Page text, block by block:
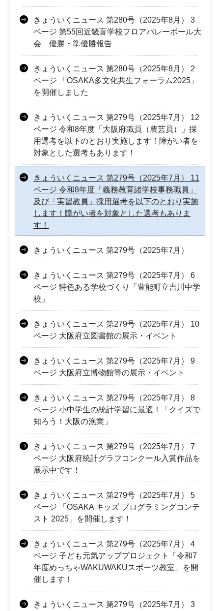
きょういくニュース 第280号（2025年8月） 3
ページ 第55回近畿盲学校フロアバレーボール大
会 優勝・準優勝報告
きょういくニュース 第280号（2025年8月） 2
ページ 「OSAKA多文化共生フォーラム2025」
を開催しました
きょういくニュース 第279号（2025年7月） 12
ページ 令和8年度「大阪府職員（農芸員）」採
用選考を以下のとおり実施します！障がい者を
対象とした選考もあります！
きょういくニュース 第279号（2025年7月） 11
ページ 令和8年度「義務教育諸学校事務職員」
及び「実習教員」採用選考を以下のとおり実施
します！障がい者を対象とした選考もありま
す！
きょういくニュース 第279号（2025年7月）
きょういくニュース 第279号（2025年7月） 6
ページ 特色ある学校づくり「豊能町立吉川中学
校」
きょういくニュース 第279号（2025年7月） 10
ページ 大阪府立図書館の展示・イベント
きょういくニュース 第279号（2025年7月） 9
ページ 大阪府立博物館等の展示・イベント
きょういくニュース 第279号（2025年7月） 8
ページ 小中学生の統計学習に最適！「クイズで
知ろう！大阪の漁業」
きょういくニュース 第279号（2025年7月） 7
ページ 大阪府統計グラフコンクール入賞作品を
展示中です！
きょういくニュース 第279号（2025年7月） 5
ページ 「OSAKA キッズ プログラミングコンテ
スト 2025」を開催します！
きょういくニュース 第279号（2025年7月） 4
ページ 子ども元気アッププロジェクト「令和7
年度めっちゃWAKUWAKUスポーツ教室」を開
催します！
きょういくニュース 第279号（2025年7月） 3